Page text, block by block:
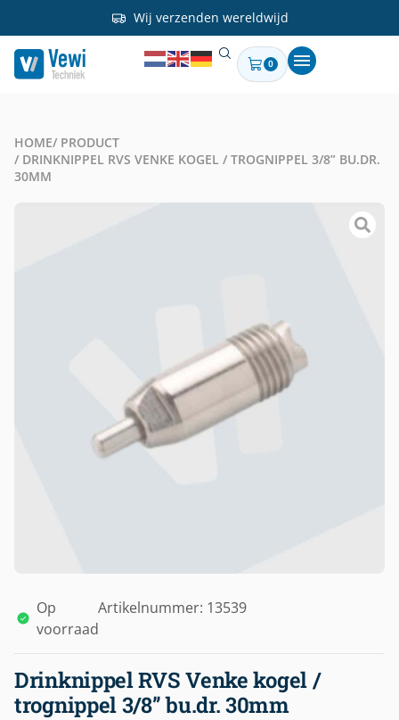
Wij verzenden wereldwijd
0
HOME/ PRODUCT
/ DRINKNIPPEL RVS VENKE KOGEL / TROGNIPPEL 3/8” BU.DR.
30MM
Op
voorraad
Artikelnummer: 13539
Drinknippel RVS Venke kogel /
trognippel 3/8” bu.dr. 30mm